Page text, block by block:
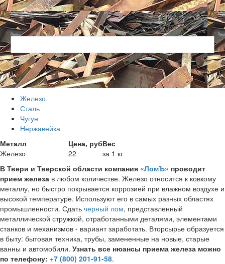
Железо
Сталь
Чугун
Нержавейка
Металл
Цена, рубВес
Железо
22
за 1 кг
В Твери и Тверской области компания «ЛомЪ» проводит
прием железа в любом количестве. Железо относится к ковкому
металлу, но быстро покрывается коррозией при влажном воздухе и
высокой температуре. Используют его в самых разных областях
промышленности. Сдать черный лом, представленный
металлической стружкой, отработанными деталями, элементами
станков и механизмов - вариант заработать. Вторсырье образуется
в быту: бытовая техника, трубы, замененные на новые, старые
ванны и автомобили. Узнать все нюансы приема железа можно
по телефону: +7 (800) 201-91-58.